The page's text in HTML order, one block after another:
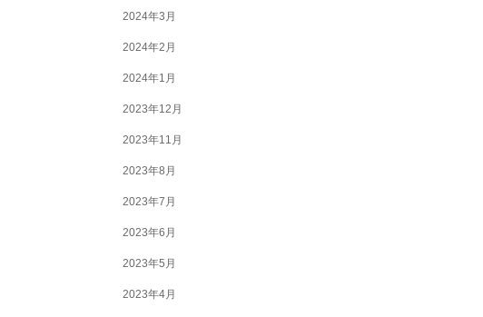
2024年3月
2024年2月
2024年1月
2023年12月
2023年11月
2023年8月
2023年7月
2023年6月
2023年5月
2023年4月